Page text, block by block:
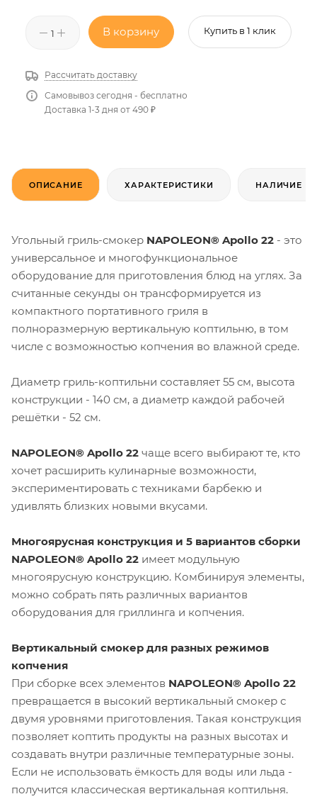
В корзину Купить в 1 клик
Рассчитать доставку
Самовывоз сегодня - бесплатно
Доставка 1-3 дня от 490 ₽
ОПИСАНИЕ ХАРАКТЕРИСТИКИ НАЛИЧИЕ
Угольный гриль-смокер NAPOLEON® Apollo 22 - это
универсальное и многофункциональное
оборудование для приготовления блюд на углях. За
считанные секунды он трансформируется из
компактного портативного гриля в
полноразмерную вертикальную коптильню, в том
числе с возможностью копчения во влажной среде.
Диаметр гриль-коптильни составляет 55 см, высота
конструкции - 140 см, а диаметр каждой рабочей
решётки - 52 см.
NAPOLEON® Apollo 22 чаще всего выбирают те, кто
хочет расширить кулинарные возможности,
экспериментировать с техниками барбекю и
удивлять близких новыми вкусами.
Многоярусная конструкция и 5 вариантов сборки
NAPOLEON® Apollo 22 имеет модульную
многоярусную конструкцию. Комбинируя элементы,
можно собрать пять различных вариантов
оборудования для гриллинга и копчения.
Вертикальный смокер для разных режимов
копчения
При сборке всех элементов NAPOLEON® Apollo 22
превращается в высокий вертикальный смокер с
двумя уровнями приготовления. Такая конструкция
позволяет коптить продукты на разных высотах и
создавать внутри различные температурные зоны.
Если не использовать ёмкость для воды или льда -
получится классическая вертикальная коптильня.